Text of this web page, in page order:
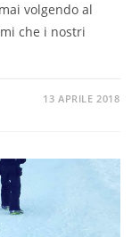
volgendo al
che i nostri
13 APRILE 2018